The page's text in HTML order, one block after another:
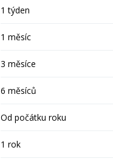
1 týden
1 měsíc
3 měsíce
6 měsíců
Od počátku roku
1 rok